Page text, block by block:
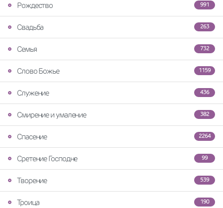
991
Рождество
263
Свадьба
732
Семья
1159
Слово Божье
436
Служение
382
Смирение и умаление
2264
Спасение
99
Сретение Господне
539
Творение
190
Троица